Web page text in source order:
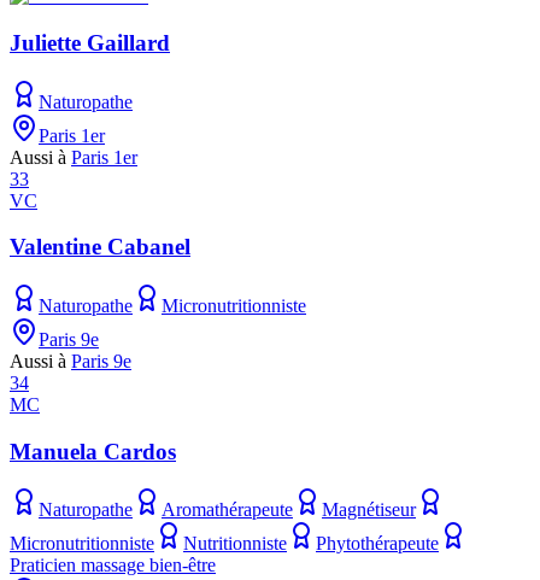
Juliette Gaillard
Naturopathe
Paris 1er
Aussi à Paris 1er
33
VC
Valentine Cabanel
Naturopathe
Micronutritionniste
Paris 9e
Aussi à Paris 9e
34
MC
Manuela Cardos
Naturopathe Aromathérapeute
Magnétiseur
Micronutritionniste
Nutritionniste
Phytothérapeute
Praticien massage bien-être